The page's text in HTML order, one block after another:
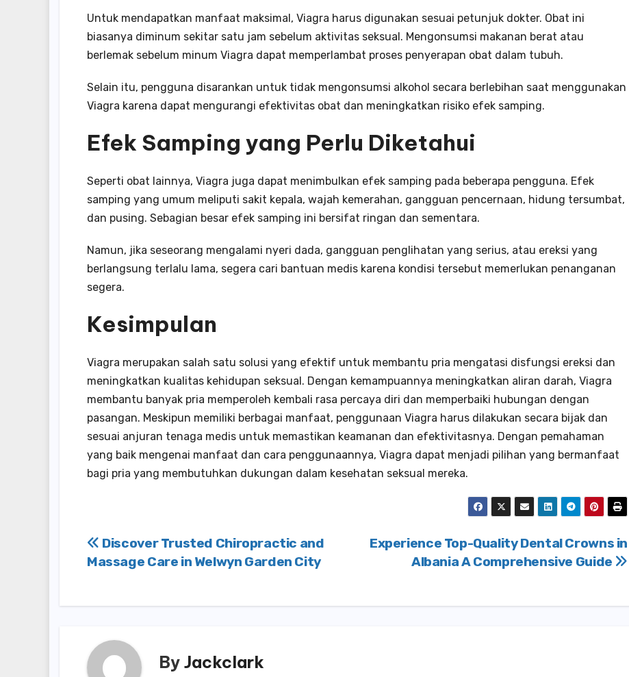
Untuk mendapatkan manfaat maksimal, Viagra harus digunakan sesuai petunjuk dokter. Obat ini
biasanya diminum sekitar satu jam sebelum aktivitas seksual. Mengonsumsi makanan berat atau
berlemak sebelum minum Viagra dapat memperlambat proses penyerapan obat dalam tubuh.
Selain itu, pengguna disarankan untuk tidak mengonsumsi alkohol secara berlebihan saat menggunakan
Viagra karena dapat mengurangi efektivitas obat dan meningkatkan risiko efek samping.
Efek Samping yang Perlu Diketahui
Seperti obat lainnya, Viagra juga dapat menimbulkan efek samping pada beberapa pengguna. Efek
samping yang umum meliputi sakit kepala, wajah kemerahan, gangguan pencernaan, hidung tersumbat,
dan pusing. Sebagian besar efek samping ini bersifat ringan dan sementara.
Namun, jika seseorang mengalami nyeri dada, gangguan penglihatan yang serius, atau ereksi yang
berlangsung terlalu lama, segera cari bantuan medis karena kondisi tersebut memerlukan penanganan
segera.
Kesimpulan
Viagra merupakan salah satu solusi yang efektif untuk membantu pria mengatasi disfungsi ereksi dan
meningkatkan kualitas kehidupan seksual. Dengan kemampuannya meningkatkan aliran darah, Viagra
membantu banyak pria memperoleh kembali rasa percaya diri dan memperbaiki hubungan dengan
pasangan. Meskipun memiliki berbagai manfaat, penggunaan Viagra harus dilakukan secara bijak dan
sesuai anjuran tenaga medis untuk memastikan keamanan dan efektivitasnya. Dengan pemahaman
yang baik mengenai manfaat dan cara penggunaannya, Viagra dapat menjadi pilihan yang bermanfaat
bagi pria yang membutuhkan dukungan dalam kesehatan seksual mereka.
Post
navigation
Experience Top-Quality Dental Crowns in
Albania A Comprehensive Guide
Discover Trusted Chiropractic and
Massage Care in Welwyn Garden City
By Jackclark